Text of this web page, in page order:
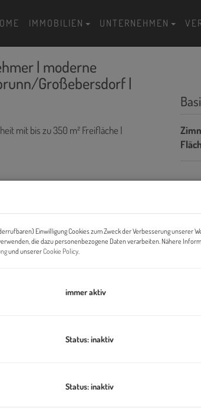
IMMOBILIEN UNTERNEHMEN
| moderne
Großebersdorf |
Einwilligung Cookies zum Zweck der Verbesserung unserer
die dazu personenbezogene Daten verarbeiten. Nähere
und unsererCookie Policy
immer aktiv
Status: inaktiv
Status: inaktiv